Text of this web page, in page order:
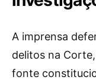
A imprensa
delitos na
fonte